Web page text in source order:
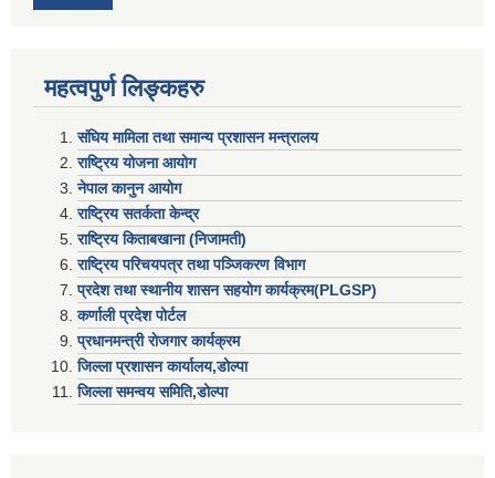
महत्वपुर्ण लिङ्कहरु
संघिय मामिला तथा समान्य प्रशासन मन्त्रालय
राष्ट्रिय योजना आयोग
नेपाल कानुन आयोग
राष्ट्रिय सतर्कता केन्द्र
राष्ट्रिय किताबखाना (निजामती)
राष्ट्रिय परिचयपत्र तथा पञ्जिकरण विभाग
प्रदेश तथा स्थानीय शासन सहयाेग कार्यक्रम(PLGSP)
कर्णाली प्रदेश पोर्टल
प्रधानमन्त्री राेजगार कार्यक्रम
जिल्ला प्रशासन कार्यालय,डोल्पा
जिल्ला समन्वय समिति,डोल्प